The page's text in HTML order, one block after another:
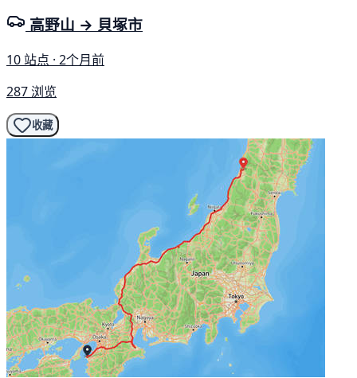
高野山 → 貝塚市
10 站点 · 2个月前
287 浏览
收藏